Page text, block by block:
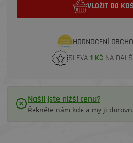
VLOŽIT DO
HODNOCENÍ
SLEVA 1 KČ NA
Našli jste nižší cenu?
Řekněte nám kde a my ji